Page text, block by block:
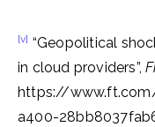
[v] “Geopolitical
in cloud providers”,
https://
a400-